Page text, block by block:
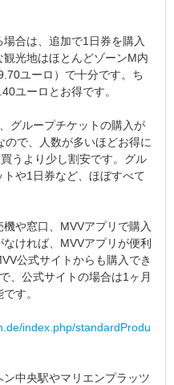
合は、追加で1日券を購入
光地はほとんどゾーンM内
ユーロ）で十分です。ち
ユーロとお得です。
グループチケットの購入が
で、人数が多いほどお得に
うより少し割安です。グル
や1日券など、ほぼすべて
や窓口、MVVアプリで購入
ければ、MVVアプリが便利
公式サイトからも購入でき
、公式サイトの場合は1ヶ月
す。
index.php/standardProdu
中央駅やマリエンプラッツ